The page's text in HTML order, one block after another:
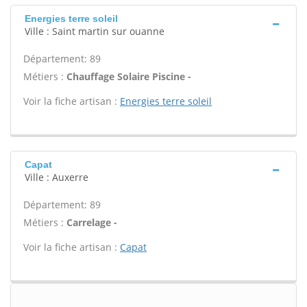
Energies terre soleil
Ville : Saint martin sur ouanne
Département: 89
Métiers : Chauffage Solaire Piscine -
Voir la fiche artisan : Energies terre soleil
Capat
Ville : Auxerre
Département: 89
Métiers : Carrelage -
Voir la fiche artisan : Capat